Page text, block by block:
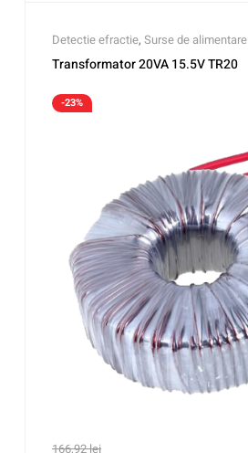
Detectie efractie, Surse de alimentare
Transformator 20VA 15.5V TR20
-23%
166,92lei